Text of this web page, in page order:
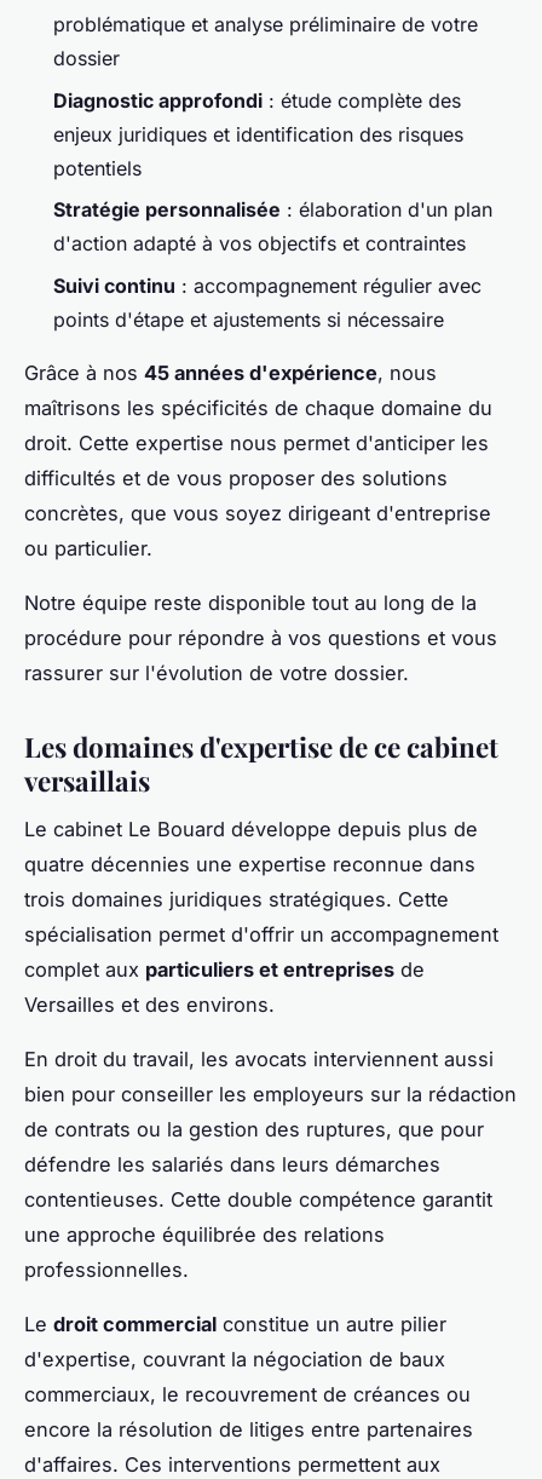
problématique et analyse préliminaire de votre
dossier
Diagnostic approfondi : étude complète des
enjeux juridiques et identification des risques
potentiels
Stratégie personnalisée : élaboration d'un plan
d'action adapté à vos objectifs et contraintes
Suivi continu : accompagnement régulier avec
points d'étape et ajustements si nécessaire
Grâce à nos 45 années d'expérience, nous
maîtrisons les spécificités de chaque domaine du
droit. Cette expertise nous permet d'anticiper les
difficultés et de vous proposer des solutions
concrètes, que vous soyez dirigeant d'entreprise
ou particulier.
Notre équipe reste disponible tout au long de la
procédure pour répondre à vos questions et vous
rassurer sur l'évolution de votre dossier.
Les domaines d'expertise de ce cabinet
versaillais
Le cabinet Le Bouard développe depuis plus de
quatre décennies une expertise reconnue dans
trois domaines juridiques stratégiques. Cette
spécialisation permet d'offrir un accompagnement
complet aux particuliers et entreprises de
Versailles et des environs.
En droit du travail, les avocats interviennent aussi
bien pour conseiller les employeurs sur la rédaction
de contrats ou la gestion des ruptures, que pour
défendre les salariés dans leurs démarches
contentieuses. Cette double compétence garantit
une approche équilibrée des relations
professionnelles.
Le droit commercial constitue un autre pilier
d'expertise, couvrant la négociation de baux
commerciaux, le recouvrement de créances ou
encore la résolution de litiges entre partenaires
d'affaires. Ces interventions permettent aux